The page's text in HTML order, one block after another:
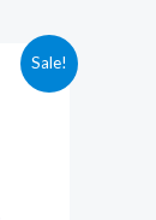
Sale!